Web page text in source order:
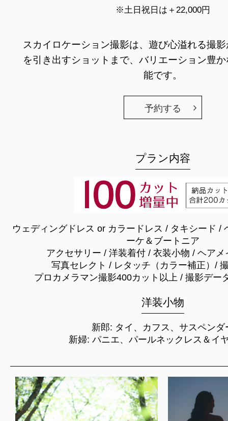
※土日祝日は＋22,000円
スカイロケーション撮影は、遊び心溢れる撮
を引き出すショットまで、バリエーション豊
能です。
予約する
プラン内容
ウェディングドレス or カラードレス / タキシード /
ーケ＆ブートニア
アクセサリー / 洋装着付 / 衣装小物 / ヘアメ
写真セレクト / レタッチ（カラー補正）/
プロカメラマン撮影400カット以上 / 撮影デー
洋装小物
新郎: タイ、カフス、サスペンダ
新婦: パニエ、パールネックレス＆イ